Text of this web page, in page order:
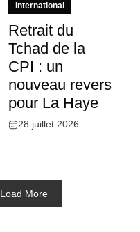
International
Retrait du
Tchad de la
CPI : un
nouveau revers
pour La Haye
28 juillet 2026
Load More